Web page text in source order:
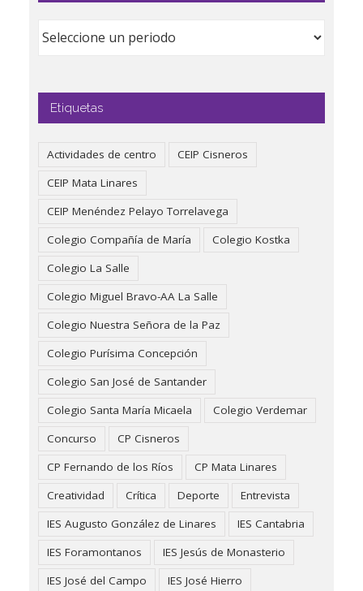
Etiquetas
Actividades de centro
CEIP Cisneros
CEIP Mata Linares
CEIP Menéndez Pelayo Torrelavega
Colegio Compañía de María
Colegio Kostka
Colegio La Salle
Colegio Miguel Bravo-AA La Salle
Colegio Nuestra Señora de la Paz
Colegio Purísima Concepción
Colegio San José de Santander
Colegio Santa María Micaela
Colegio Verdemar
Concurso
CP Cisneros
CP Fernando de los Ríos
CP Mata Linares
Creatividad
Crítica Deporte
Entrevista
IES Augusto González de Linares
IES Cantabria
IES Foramontanos
IES Jesús de Monasterio
IES José del Campo
IES José Hierro